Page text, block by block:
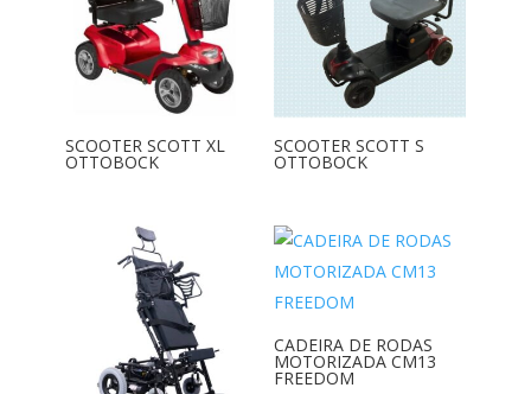
SCOOTER SCOTT XL
OTTOBOCK
SCOOTER SCOTT S
OTTOBOCK
CADEIRA DE RODAS
MOTORIZADA CM13
FREEDOM